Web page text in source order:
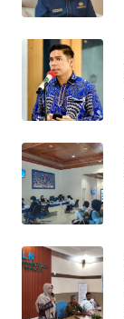
KOPEKLIN
KONSUMEN
FORWAMKI
ALPERKLINAS
FORJASIDA